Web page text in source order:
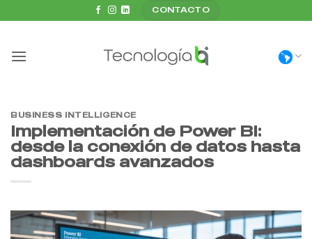
CONTACTO
BUSINESS INTELLIGENCE
Implementación de Power BI:
desde la conexión de datos hasta
dashboards avanzados